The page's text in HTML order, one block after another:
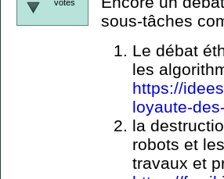
votes
sous-tâches
Le débat
les
https://
loyaute-
la
robots et
travaux et